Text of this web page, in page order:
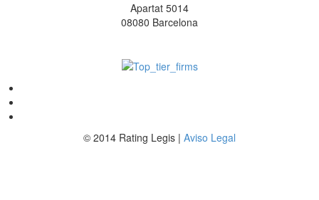
Apartat 5014
08080 Barcelona
© 2014 Rating Legis | Aviso Legal